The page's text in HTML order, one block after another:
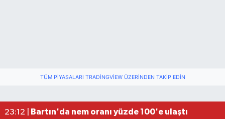
TÜM PIYASALARI TRADINGVIEW ÜZERINDEN TAKIP EDIN
23:12 |
Bartın'da nem oranı yüzde 100'e ulaştı